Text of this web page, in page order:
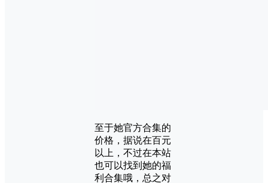
至于她官方合集的
价格，据说在百元
以上，不过在本站
也可以找到她的福
利合集哦，总之对